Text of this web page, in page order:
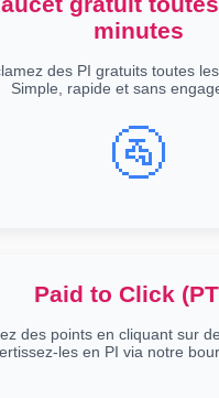
minutes
des PI gratuits toutes
Simple, rapide et sans
🚰
Paid to Click
des points en cliquant sur
les en PI via notre